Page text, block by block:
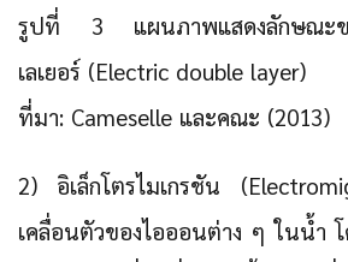
รูปที่ 3 แผนภาพแสดงลักษณะขอ
เลเยอร์ (Electric double layer)
ที่มา: Cameselle และคณะ (2013)
2) อิเล็กโตรไมเกรชัน
เคลื่อนตัวของไอออนต่าง ๆ ในน้ำ